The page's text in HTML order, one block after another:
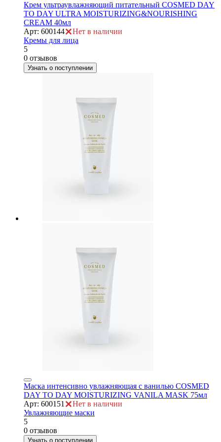
Крем ультраувлажняющий питательный COSMED DAY
TO DAY ULTRA MOISTURIZING&NOURISHING
CREAM 40мл
Арт: 600144
Нет в наличии
Кремы для лица
5
0 отзывов
Узнать о поступлении
Маска интенсивно увлажняющая с ванилью COSMED
DAY TO DAY MOISTURIZING VANILA MASK 75мл
Арт: 600151
Нет в наличии
Увлажняющие маски
5
0 отзывов
Узнать о поступлении